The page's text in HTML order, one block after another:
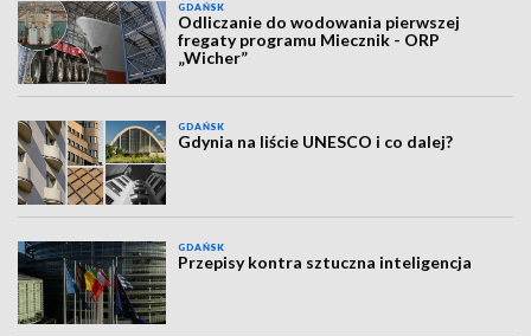
GDAŃSK
Odliczanie do wodowania pierwszej
fregaty programu Miecznik - ORP
„Wicher”
GDAŃSK
Gdynia na liście UNESCO i co dalej?
GDAŃSK
Przepisy kontra sztuczna inteligencja